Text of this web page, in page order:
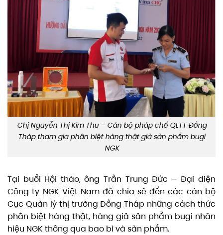
Chị Nguyễn Thị Kim Thu – Cán bộ pháp chế QLTT Đồng
Tháp tham gia phân biệt hàng thật giả sản phẩm bugi
NGK
Tại buổi Hội thảo, ông Trần Trung Đức – Đại diện
Công ty NGK Việt Nam đã chia sẻ đến các cán bộ
Cục Quản lý thị trường Đồng Tháp những cách thức
phân biệt hàng thật, hàng giả sản phẩm bugi nhãn
hiệu NGK thông qua bao bì và sản phẩm.